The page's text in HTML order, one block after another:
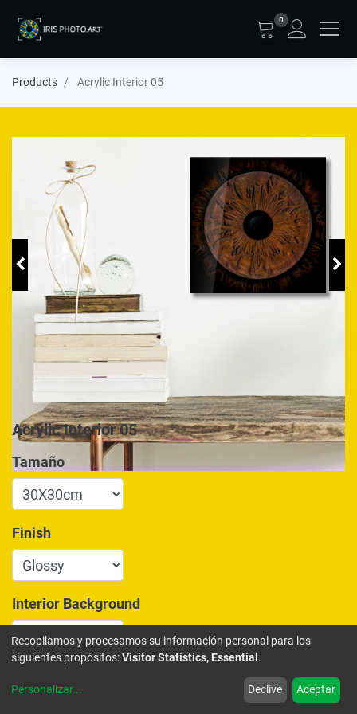
0
Products Acrylic Interior 05
Acrylic Interior 05
Tamaño
Finish
Interior Background
175,00€
Recopilamos y procesamos su información personal para los
siguientes propósitos:Visitor Statistics, Essential .
Personalizar... Declive Aceptar